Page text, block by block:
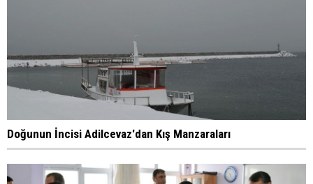
Doğunun İncisi Adilcevaz'dan Kış Manzaraları